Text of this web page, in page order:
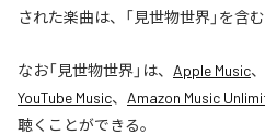
された楽曲は、「見世物世界」を含
なお「見世物世界」は、 Apple Music、
YouTube Music、 Amazon Music
聴くことができる。